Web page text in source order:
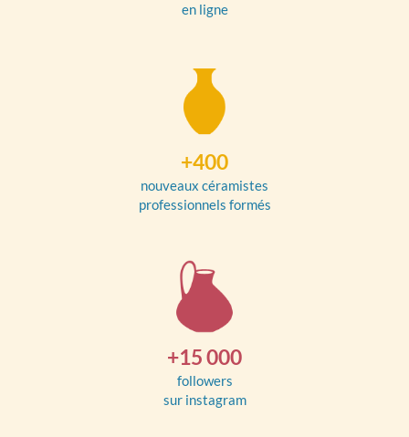
en ligne
+400
nouveaux céramistes
professionnels formés
+15 000
followers
sur instagram